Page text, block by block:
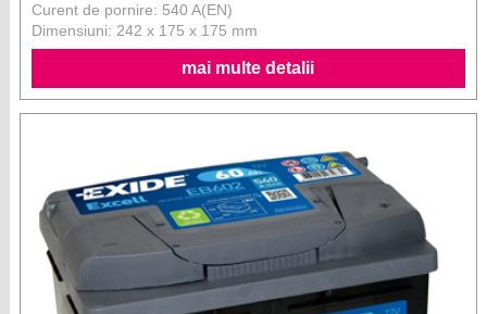
Curent de pornire: 540 A(EN)
Dimensiuni: 242 x 175 x 175 mm
mai multe detalii